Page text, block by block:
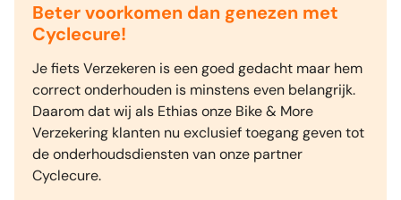
Beter voorkomen dan genezen met
Cyclecure!
Je fiets Verzekeren is een goed gedacht maar hem
correct onderhouden is minstens even belangrijk.
Daarom dat wij als Ethias onze Bike & More
Verzekering klanten nu exclusief toegang geven tot
de onderhoudsdiensten van onze partner
Cyclecure.